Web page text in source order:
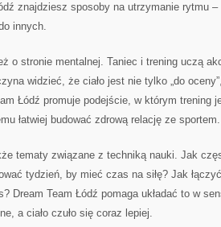
znajdziesz sposoby na utrzymanie rytmu
innych.
o stronie mentalnej. Taniec i trening uczą
widzieć, że ciało jest nie tylko „do
Łódź promuje podejście, w którym trening
łatwiej budować zdrową relację ze sportem.
tematy związane z techniką nauki. Jak
tydzień, by mieć czas na siłę? Jak
Dream Team Łódź pomaga układać to w
a ciało czuło się coraz lepiej.